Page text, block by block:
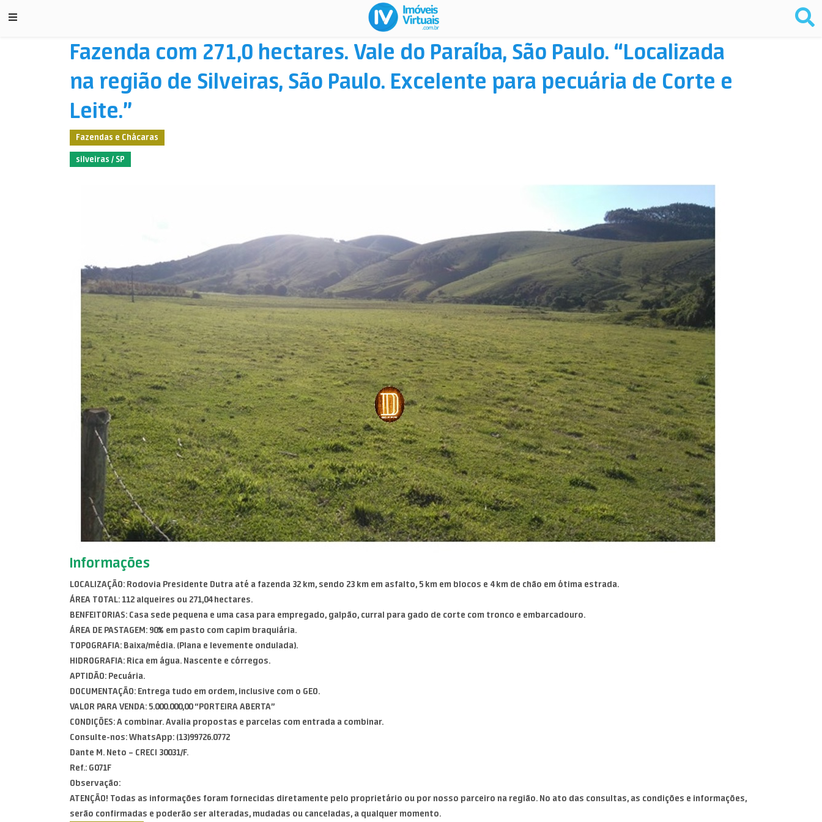
Fazenda com 271,0 hectares. Vale do Paraíba, São Paulo. “Localizada
na região de Silveiras, São Paulo. Excelente para pecuária de Corte e
Leite.”
Fazendas e Chácaras
silveiras / SP
Informações
LOCALIZAÇÃO: Rodovia Presidente Dutra até a fazenda 32 km, sendo 23 km em asfalto, 5 km em blocos e 4 km de chão em ótima estrada.
ÁREA TOTAL: 112 alqueires ou 271,04 hectares.
BENFEITORIAS: Casa sede pequena e uma casa para empregado, galpão, curral para gado de corte com tronco e embarcadouro.
ÁREA DE PASTAGEM: 90% em pasto com capim braquiária.
TOPOGRAFIA: Baixa/média. (Plana e levemente ondulada).
HIDROGRAFIA: Rica em água. Nascente e córregos.
APTIDÃO: Pecuária.
DOCUMENTAÇÃO: Entrega tudo em ordem, inclusive com o GEO.
VALOR PARA VENDA: 5.000.000,00 “PORTEIRA ABERTA”
CONDIÇÕES: A combinar. Avalia propostas e parcelas com entrada a combinar.
Consulte-nos: WhatsApp: (13)99726.0772
Dante M. Neto – CRECI 30031/F.
Ref.: G071F
Observação:
ATENÇÃO! Todas as informações foram fornecidas diretamente pelo proprietário ou por nosso parceiro na região. No ato das consultas, as condições e informações,
serão confirmadas e poderão ser alteradas, mudadas ou canceladas, a qualquer momento.